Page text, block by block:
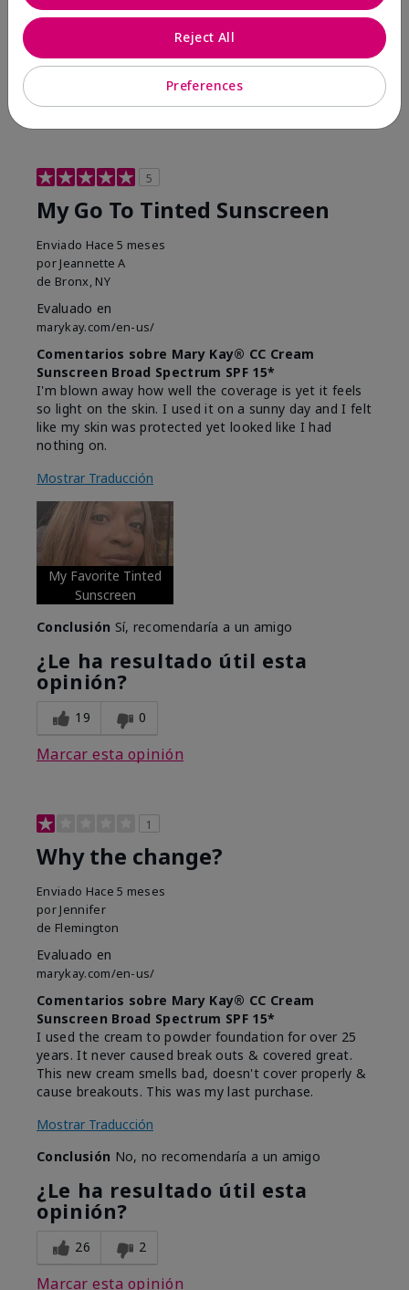
¿Le ha resultado útil esta
23 0
Marcar esta opinión
5
My Go To Tinted Sunscreen
Enviado Hace 5 meses
por Jeannette A
de Bronx, NY
Evaluado en
marykay.com/en-us/
Comentarios sobre Mary Kay® CC Cream
Sunscreen Broad Spectrum SPF 15*
I'm blown away how well the coverage is yet it feels
so light on the skin. I used it on a sunny day and I felt
like my skin was protected yet looked like I had
nothing on.
Mostrar Traducción
My Favorite Tinted
Sunscreen
Conclusión Sí, recomendaría a un amigo
¿Le ha resultado útil esta
opinión?
19 0
Marcar esta opinión
1
Why the change?
Enviado Hace 5 meses
por Jennifer
de Flemington
Evaluado en
marykay.com/en-us/
Comentarios sobre Mary Kay® CC Cream
Sunscreen Broad Spectrum SPF 15*
I used the cream to powder foundation for over 25
years. It never caused break outs & covered great.
This new cream smells bad, doesn't cover properly &
cause breakouts. This was my last purchase.
Mostrar Traducción
Conclusión No, no recomendaría a un amigo
¿Le ha resultado útil esta
opinión?
26 2
Marcar esta opinión
Preferences
Reject All